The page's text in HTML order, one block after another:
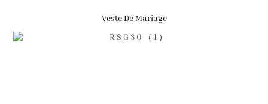
Veste De Mariage